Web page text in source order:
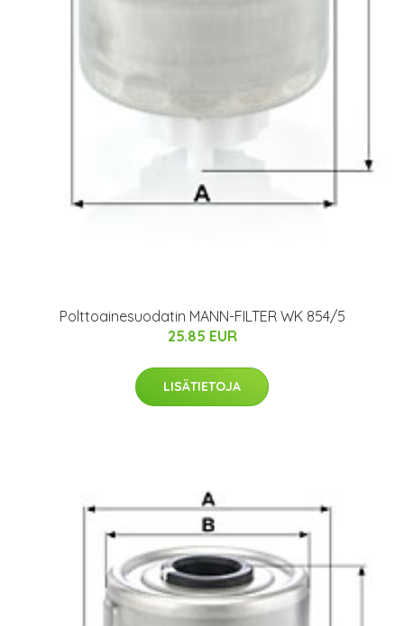
Polttoainesuodatin MANN-FILTER WK 854/5
25.85 EUR
LISÄTIETOJA